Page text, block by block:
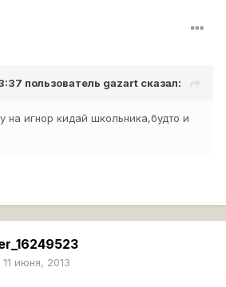
пользователь gazart сказал:
на игнор кидай школьника,будто и
11 июня, 2013